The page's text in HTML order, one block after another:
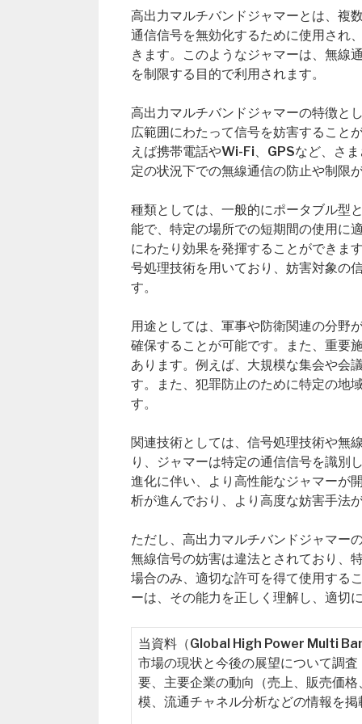
高出力マルチバンドジャマーとは、複
通信信号を無効化するために使用され
きます。このようなジャマーは、無線
を制限する目的で利用されます。
高出力マルチバンドジャマーの特徴と
広範囲にわたって信号を妨害すること
えば携帯電話やWi-Fi、GPSなど、さ
定の状況下での無線通信の防止や制限
種類としては、一般的にポータブル型
能で、特定の場所での短期間の使用に
にわたり効果を発揮することができま
号処理技術を用いており、妨害対象の
す。
用途としては、軍事や防衛関連の分野
確保することが可能です。また、重要
あります。例えば、大規模な集会や会
す。また、犯罪防止のために特定の地
す。
関連技術としては、信号処理技術や無
り、ジャマーは特定の通信信号を識別
進化に伴い、より高性能なジャマーが
析が進んでおり、より高度な妨害手法
ただし、高出力マルチバンドジャマー
無線信号の妨害は違法とされており、
場合のみ、適切な許可を得て使用する
ーは、その能力を正しく理解し、適切
当資料（Global High Power Multi
市場の現状と今後の展望について調
要、主要企業の動向（売上、販売価
模、流通チャネル分析などの情報を